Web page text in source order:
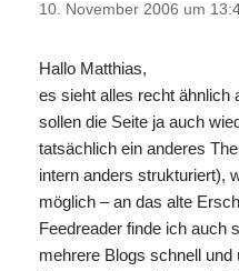
10. November 2006 um
Hallo Matthias,
es sieht alles recht ähnlich
sollen die Seite ja auch
tatsächlich ein anderes
intern anders strukturiert),
möglich – an das alte
Feedreader finde ich auch
mehrere Blogs schnell